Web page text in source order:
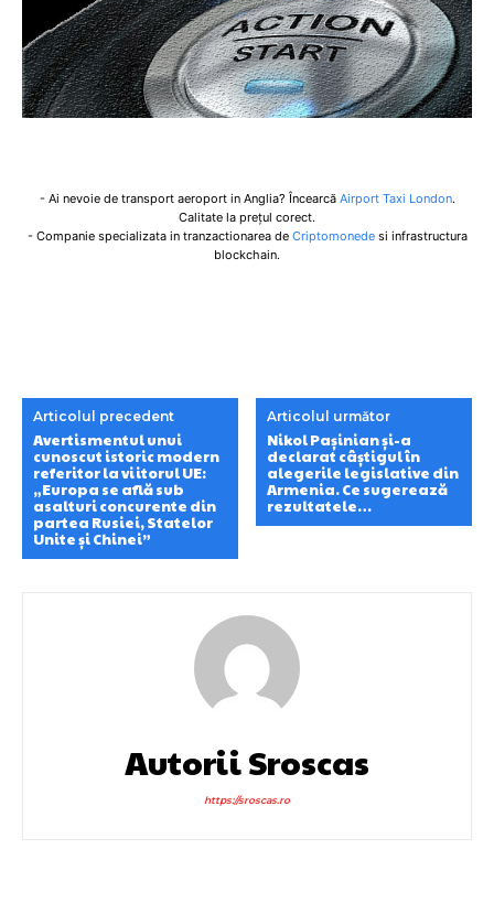
- Ai nevoie de transport aeroport in Anglia? Încearcă Airport Taxi London.
Calitate la prețul corect.
- Companie specializata in tranzactionarea de Criptomonedesi infrastructura
blockchain.
Articolul precedent
Avertismentul unui
cunoscut istoric modern
referitor la viitorul UE:
„Europa se află sub
asalturi concurente din
partea Rusiei, Statelor
Unite și Chinei”
Articolul următor
Nikol Pașinian și-a
declarat câștigul în
alegerile legislative din
Armenia. Ce sugerează
rezultatele…
Autorii Sroscas
https://sroscas.ro